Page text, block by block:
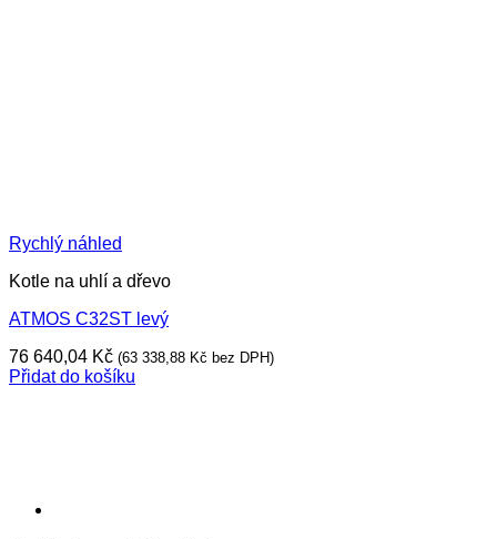
Rychlý náhled
Kotle na uhlí a dřevo
ATMOS C32ST levý
76 640,04 Kč (63 338,88 Kč bez DPH)
Přidat do košíku